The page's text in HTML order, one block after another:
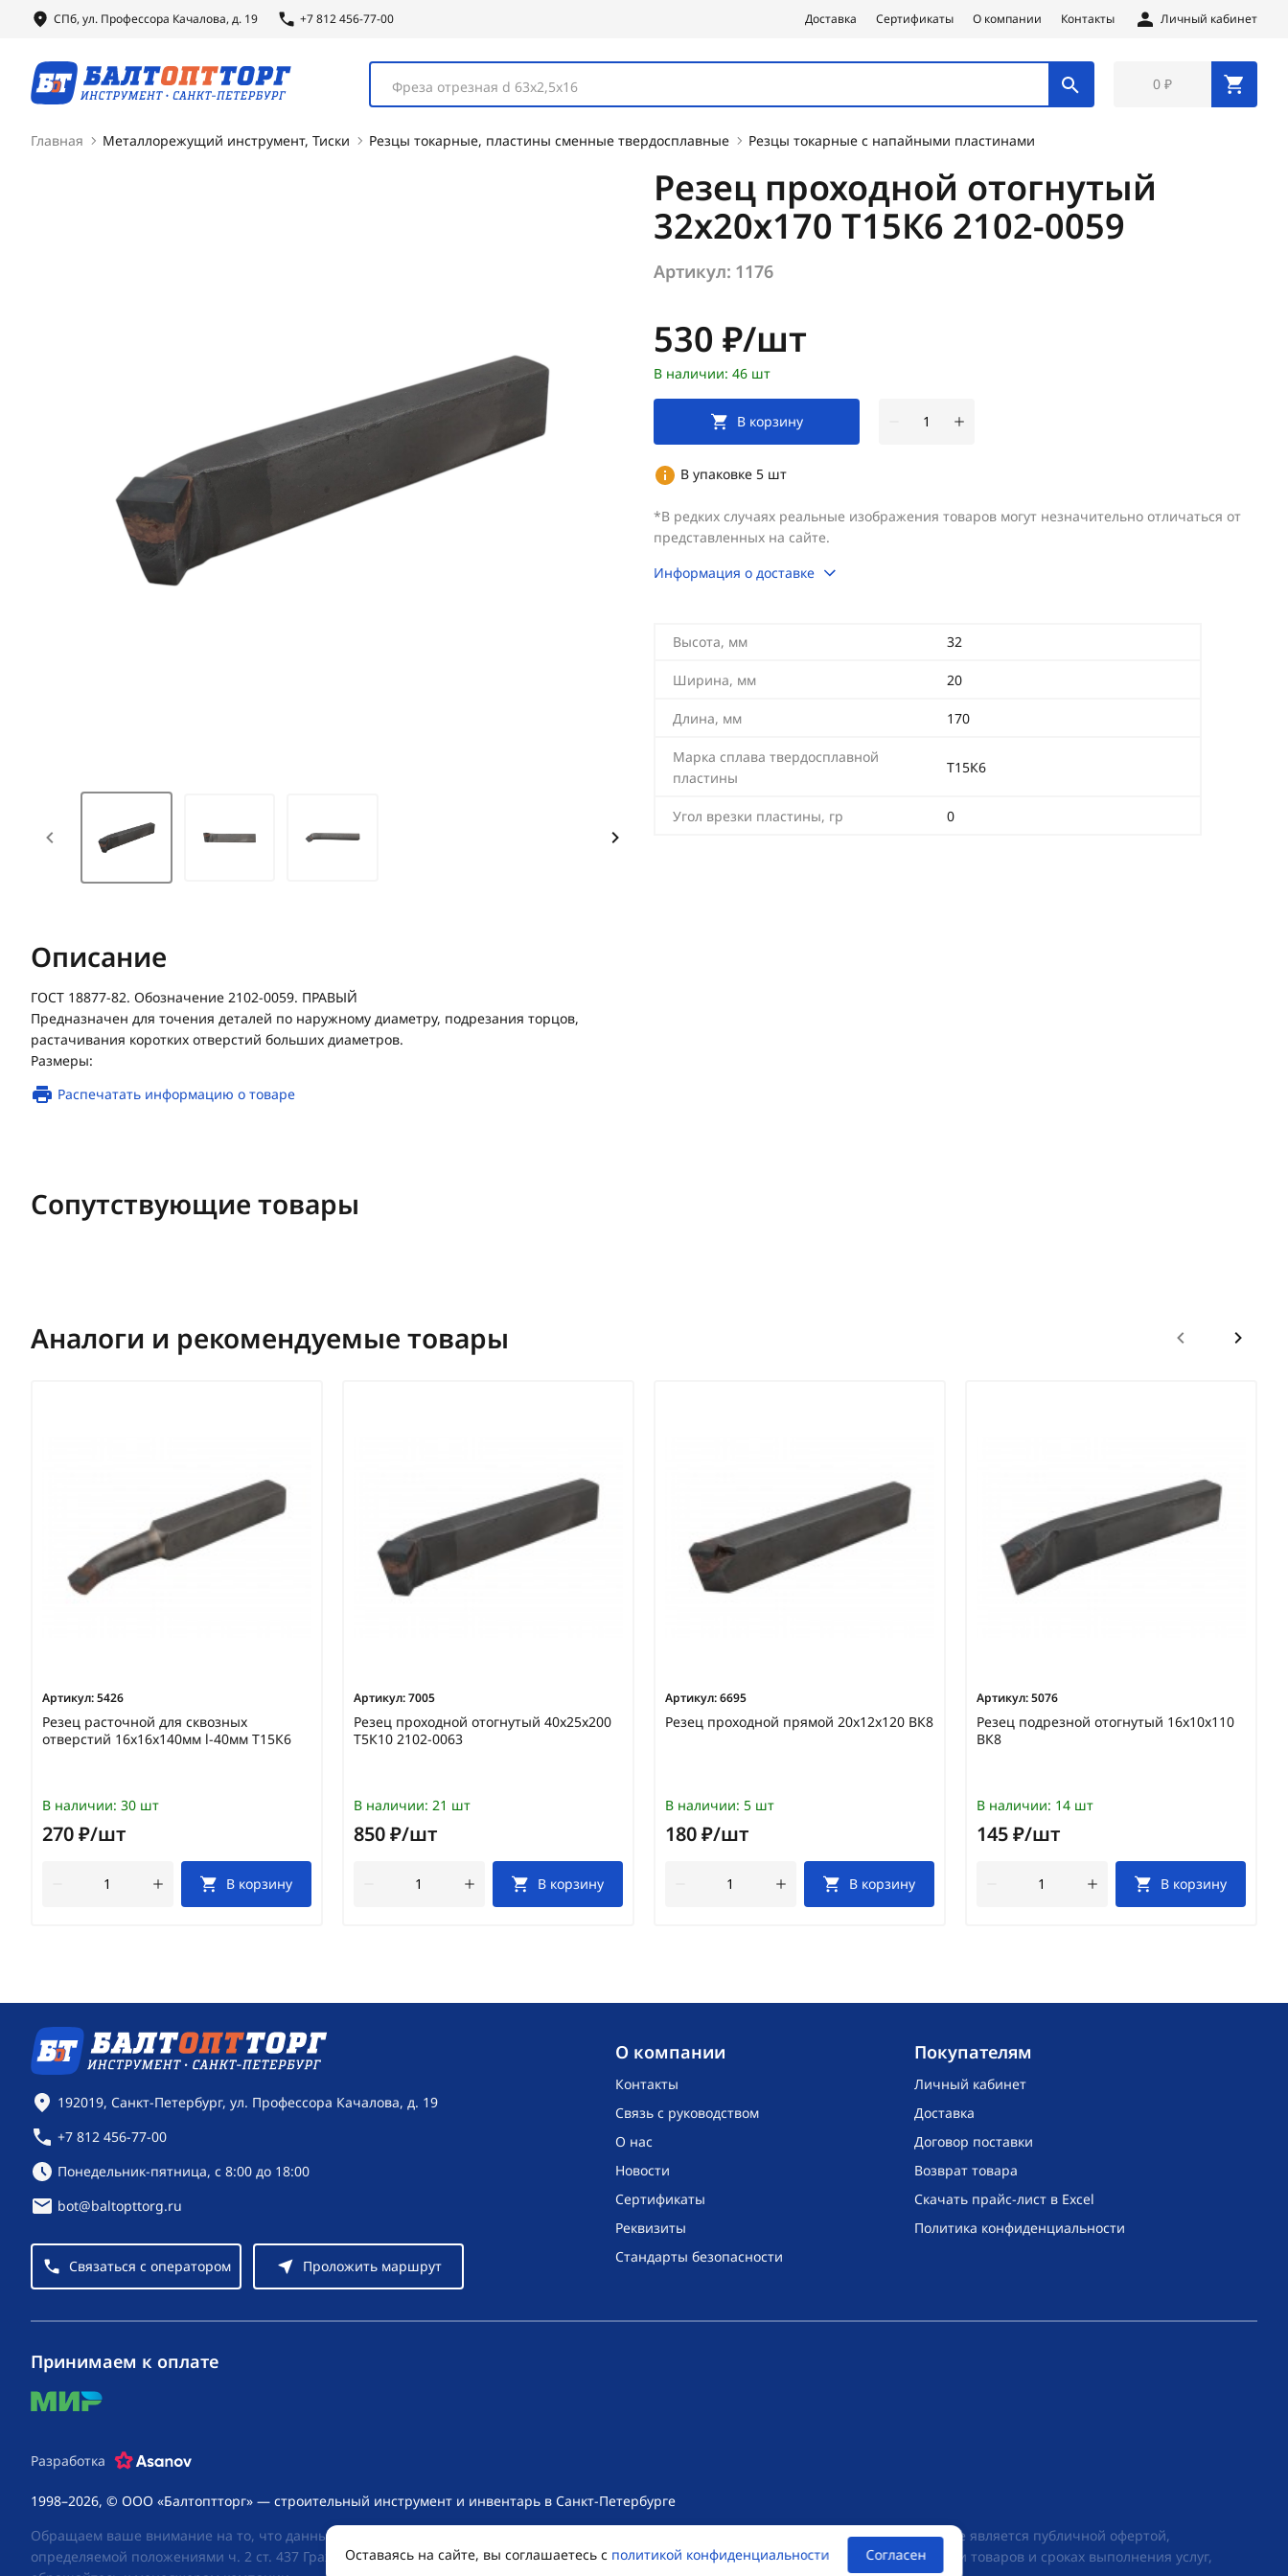
СПб, ул. Профессора Качалова, д. 19 +7 812 456-77-00 Доставка Сертификаты О компании Контакты Личный кабинет
Фреза отрезная d 63х2,5х16 0 ₽
Главная Металлорежущий инструмент, Тиски Резцы токарные, пластины сменные твердосплавные Резцы токарные с напайными пластинами
Резец проходной отогнутый
32х20х170 Т15К6 2102-0059
Артикул: 1176
Цена:
530 ₽/шт
В наличии: 46 шт
В корзину
В упаковке 5 шт
*В редких случаях реальные изображения товаров могут незначительно отличаться от
представленных на сайте.
Информация о доставке
Высота, мм 32
Ширина, мм 20
Длина, мм 170
Марка сплава твердосплавной
пластины
Т15К6
Угол врезки пластины, гр 0
Описание
ГОСТ 18877-82. Обозначение 2102-0059. ПРАВЫЙ
Предназначен для точения деталей по наружному диаметру, подрезания торцов,
растачивания коротких отверстий больших диаметров.
Размеры:
Распечатать информацию о товаре
Сопутствующие товары
Аналоги и рекомендуемые товары
Артикул:5426
Резец расточной для сквозных
отверстий 16х16х140мм l-40мм Т15К6
В наличии: 30 шт
270 ₽/шт
В корзину
Артикул:7005
Резец проходной отогнутый 40х25х200
Т5К10 2102-0063
В наличии: 21 шт
850 ₽/шт
В корзину
Артикул:6695
Резец проходной прямой 20х12х120 ВК8
В наличии: 5 шт
180 ₽/шт
В корзину
Артикул:5076
Резец подрезной отогнутый 16х10х110
ВК8
В наличии: 14 шт
145 ₽/шт
В корзину
O компании
Контакты
Связь с руководством
О нас
Новости
Сертификаты
Реквизиты
Стандарты безопасности
Покупателям
Личный кабинет
Доставка
Договор поставки
Возврат товара
Скачать прайс-лист в Excel
Политика конфиденциальности
Контактная информация
192019, Санкт-Петербург, ул. Профессора Качалова, д. 19
+7 812 456-77-00
Режим работы:
Понедельник-пятница, с 8:00 до 18:00
bot@baltopttorg.ru
Связаться с оператором Проложить маршрут
1998–2026, © ООО «Балтоптторг» — строительный инструмент и инвентарь в Санкт-Петербурге
Обращаем ваше внимание на то, что данный интернет-сайт носит исключительно информационный характер и ни при каких условиях не является публичной офертой,
определяемой положениями ч. 2 ст. 437 Гражданского кодекса Российской Федерации. Для получения подробной информации о стоимости товаров и сроках выполнения услуг,
Принимаем к оплате
mir
Разработка
Оставаясь на сайте, вы соглашаетесь с политикой конфиденциальности Согласен